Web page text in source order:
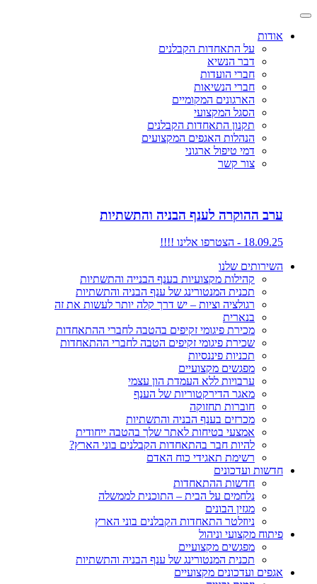
אודות
על התאחדות הקבלנים
דבר הנשיא
חברי הועדות
חברי הנשיאות
הארגונים המקומיים
הסגל המקצועי
תקנון התאחדות הקבלנים
הנהלות האגפים המקצועים
דמי טיפול ארגוני
צור קשר
ערב ההוקרה לענף הבניה והתשתיות
18.09.25 - הצטרפו אלינו !!!!
השירותים שלנו
קהילות מקצועיות בענף הבנייה והתשתיות
תכנית המנטורינג של ענף הבניה והתשתיות
רגולציה וציות – יש דרך קלה יותר לעשות את זה
בנארית
מכירת פיגומי זקיפים בהטבה לחברי ההתאחדות
שכירת פיגומי זקיפים הטבה לחברי ההתאחדות
תכניות פיננסיות
מפגשים מקצועיים
ערבויות ללא העמדת הון עצמי
מאגר הדירקטוריות של הענף
חוברות תחזוקה
מכרזים בענף הבניה והתשתיות
אמצעי בטיחות לאתר שלך בהטבה ייחודית
להיות חבר בהתאחדות הקבלנים בוני הארץ?
רשימת תאגידי כוח האדם
חדשות ועדכונים
חדשות ההתאחדות
נלחמים על הבית – התוכנית לממשלה
מגזין הבונים
ניוזלטר התאחדות הקבלנים בוני הארץ
פיתוח מקצועי וניהול
מפגשים מקצועיים
תכנית המנטורינג של ענף הבניה והתשתיות
אגפים ועדכונים מקצועיים